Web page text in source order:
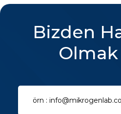
Bizden